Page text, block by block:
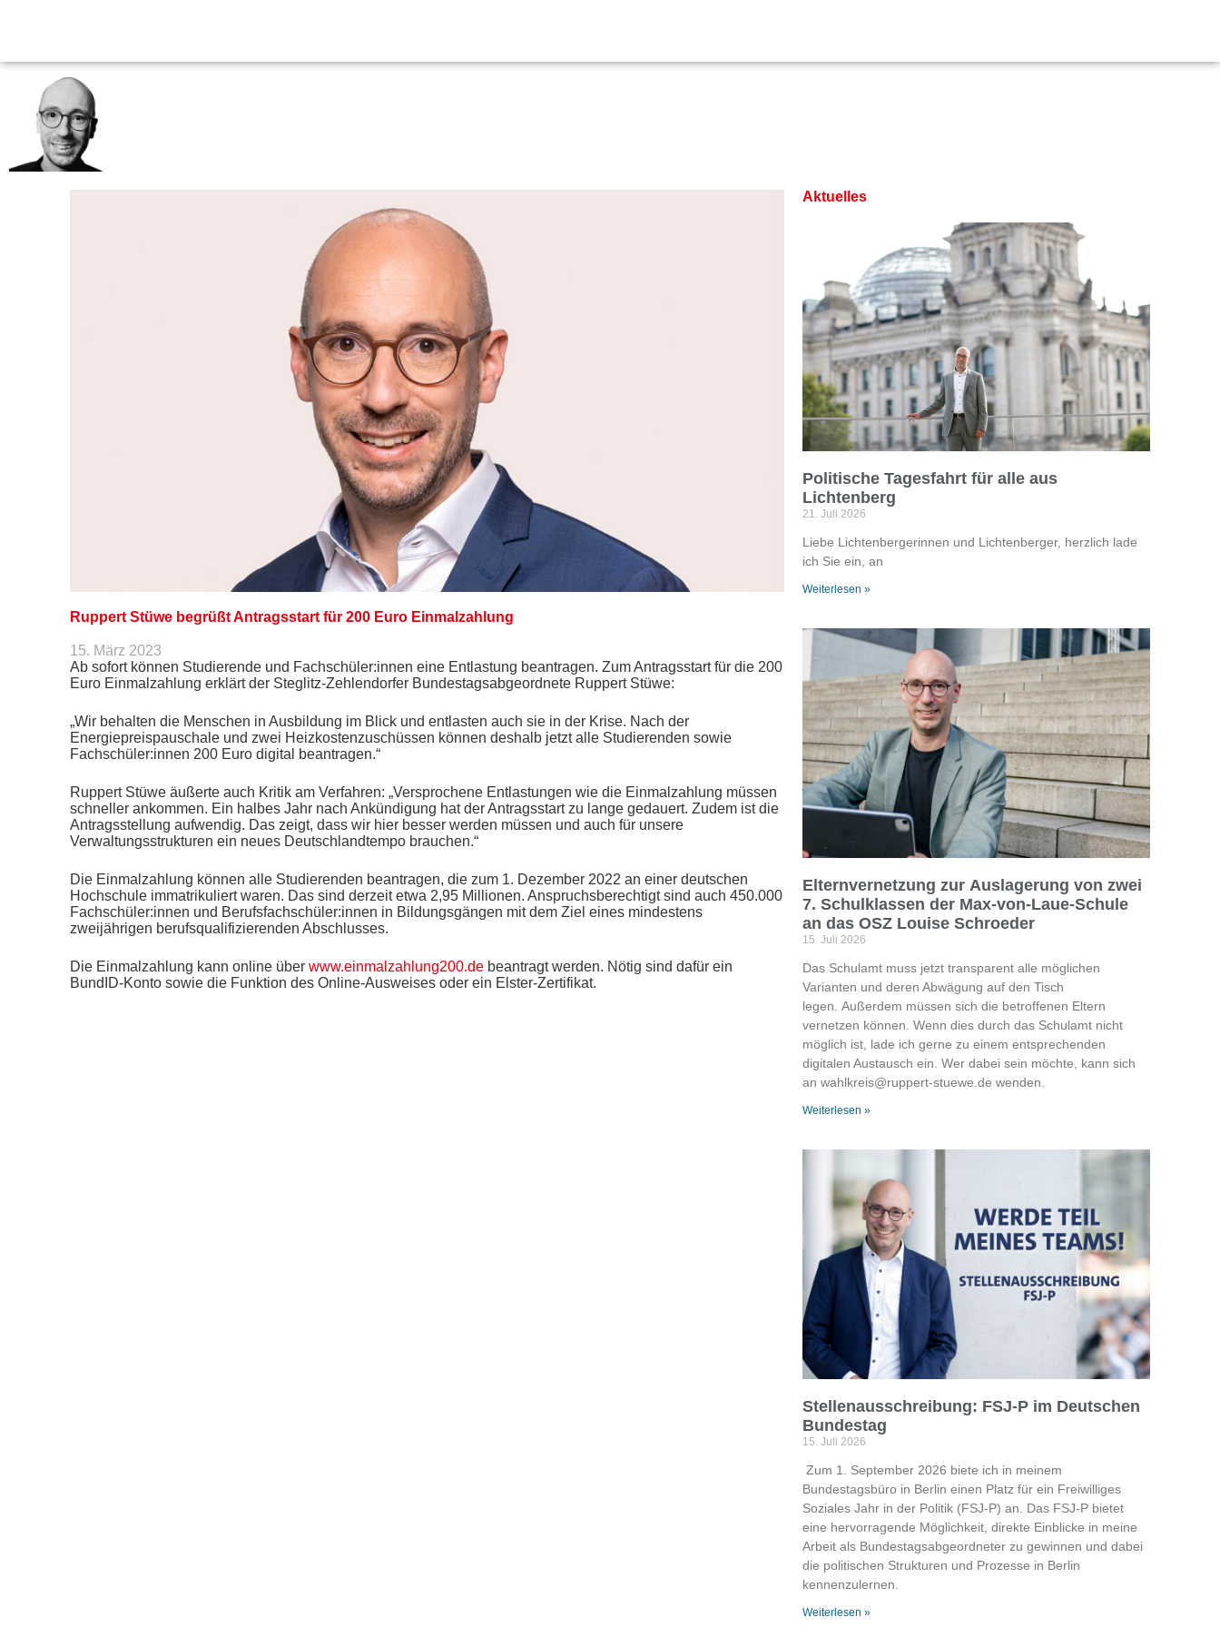
Ruppert Stüwe begrüßt Antragsstart für 200 Euro Einmalzahlung
15. März 2023
Ab sofort können Studierende und Fachschüler:innen eine Entlastung beantragen. Zum Antragsstart für die 200
Euro Einmalzahlung erklärt der Steglitz-Zehlendorfer Bundestagsabgeordnete Ruppert Stüwe:
„Wir behalten die Menschen in Ausbildung im Blick und entlasten auch sie in der Krise. Nach der
Energiepreispauschale und zwei Heizkostenzuschüssen können deshalb jetzt alle Studierenden sowie
Fachschüler:innen 200 Euro digital beantragen.“
Ruppert Stüwe äußerte auch Kritik am Verfahren: „Versprochene Entlastungen wie die Einmalzahlung müssen
schneller ankommen. Ein halbes Jahr nach Ankündigung hat der Antragsstart zu lange gedauert. Zudem ist die
Antragsstellung aufwendig. Das zeigt, dass wir hier besser werden müssen und auch für unsere
Verwaltungsstrukturen ein neues Deutschlandtempo brauchen.“
Die Einmalzahlung können alle Studierenden beantragen, die zum 1. Dezember 2022 an einer deutschen
Hochschule immatrikuliert waren. Das sind derzeit etwa 2,95 Millionen. Anspruchsberechtigt sind auch 450.000
Fachschüler:innen und Berufsfachschüler:innen in Bildungsgängen mit dem Ziel eines mindestens
zweijährigen berufsqualifizierenden Abschlusses.
Die Einmalzahlung kann online überwww.einmalzahlung200.de beantragt werden. Nötig sind dafür ein
BundID-Konto sowie die Funktion des Online-Ausweises oder ein Elster-Zertifikat.
Aktuelles
Politische Tagesfahrt für alle aus
Lichtenberg
21. Juli 2026
Liebe Lichtenbergerinnen und Lichtenberger, herzlich lade
ich Sie ein, an
Weiterlesen »
Elternvernetzung zur Auslagerung von zwei
7. Schulklassen der Max-von-Laue-Schule
an das OSZ Louise Schroeder
15. Juli 2026
Das Schulamt muss jetzt transparent alle möglichen
Varianten und deren Abwägung auf den Tisch
legen. Außerdem müssen sich die betroffenen Eltern
vernetzen können. Wenn dies durch das Schulamt nicht
möglich ist, lade ich gerne zu einem entsprechenden
digitalen Austausch ein. Wer dabei sein möchte, kann sich
an wahlkreis@ruppert-stuewe.de wenden.
Weiterlesen »
Stellenausschreibung: FSJ-P im Deutschen
Bundestag
15. Juli 2026
Zum 1. September 2026 biete ich in meinem
Bundestagsbüro in Berlin einen Platz für ein Freiwilliges
Soziales Jahr in der Politik (FSJ-P) an. Das FSJ-P bietet
eine hervorragende Möglichkeit, direkte Einblicke in meine
Arbeit als Bundestagsabgeordneter zu gewinnen und dabei
die politischen Strukturen und Prozesse in Berlin
kennenzulernen.
Weiterlesen »